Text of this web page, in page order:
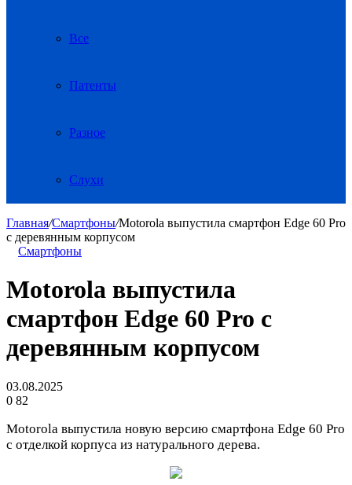
Все
Патенты
Разное
Слухи
Главная/Смартфоны/Motorola выпустила смартфон Edge 60 Pro
с деревянным корпусом
Смартфоны
Motorola выпустила
смартфон Edge 60 Pro с
деревянным корпусом
03.08.2025
0 82
Motorola выпустила новую версию смартфона Edge 60 Pro
с отделкой корпуса из натурального дерева.